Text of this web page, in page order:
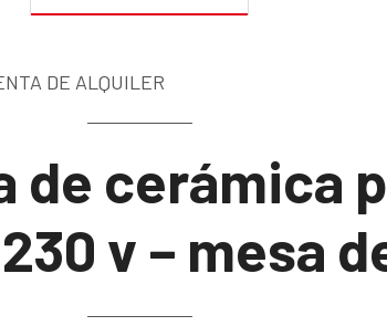
DE ALQUILER
de cerámica
v – mesa